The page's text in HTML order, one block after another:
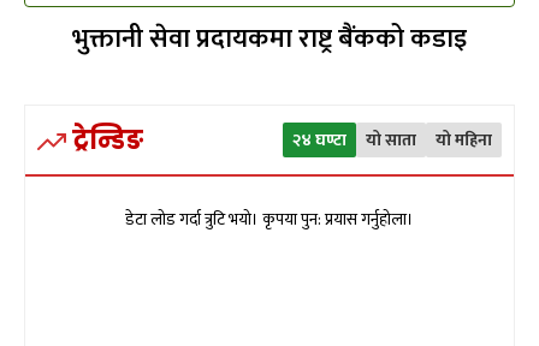
भुक्तानी सेवा प्रदायकमा राष्ट्र बैंकको कडाइ
ट्रेन्डिङ २४ घण्टा यो साता यो महिना
डेटा लोड गर्दा त्रुटि भयो। कृपया पुन: प्रयास गर्नुहोला।